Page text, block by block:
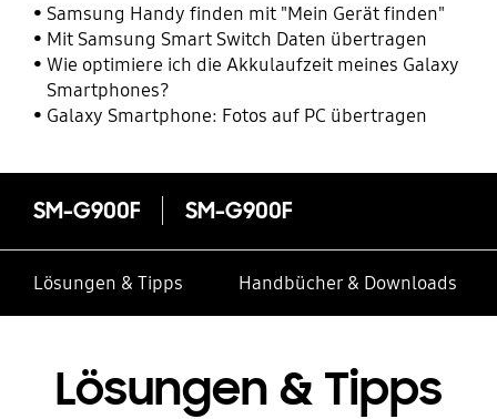
Samsung Handy finden mit "Mein Gerät finden"
Mit Samsung Smart Switch Daten übertragen
Wie optimiere ich die Akkulaufzeit meines Galaxy
Smartphones?
Galaxy Smartphone: Fotos auf PC übertragen
SM-G900F SM-G900F
Lösungen & Tipps Handbücher & Downloads
Lösungen & Tipps